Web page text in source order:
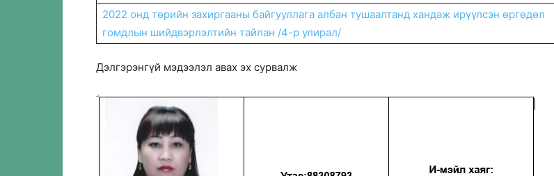
2022 онд төрийн захиргааны байгууллага албан тушаалтанд хандаж ирүүлсэн өргөдөл
гомдлын шийдвэрлэлтийн тайлан /4-р улирал/
Дэлгэрэнгүй мэдээлэл авах эх сурвалж